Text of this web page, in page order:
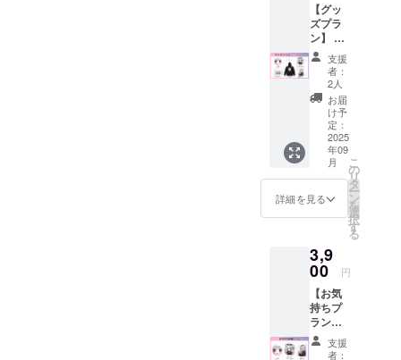
を含ん
でおり
ます。
【グッ
ズプラ
ン】 ク
ラファ
ン限定
のグッ
ズが手
に入る
プラン
です。
・ぷに
缶 1点
・アク
リルス
タン
ド 1点
アポー
チ 1点
・パー
カー 1
点 ・ク
ラファ
ン記念
カー
支援
者：
2人
お届
け予
定：
2025
年09
月
詳細を見る
こ
の
リ
タ
ー
ン
を
選
択
す
る
3,9
00 円
【お気
持ちプ
ラン】
・ぷに
缶 1点
支援
者：